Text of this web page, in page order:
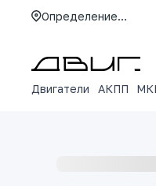
Определение...
Двигатели
АКПП